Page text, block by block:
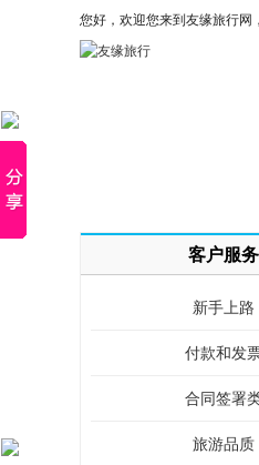
您好，欢迎您来到友缘旅行网
客户服务
新手上路
付款和发
合同签署
旅游品质
×